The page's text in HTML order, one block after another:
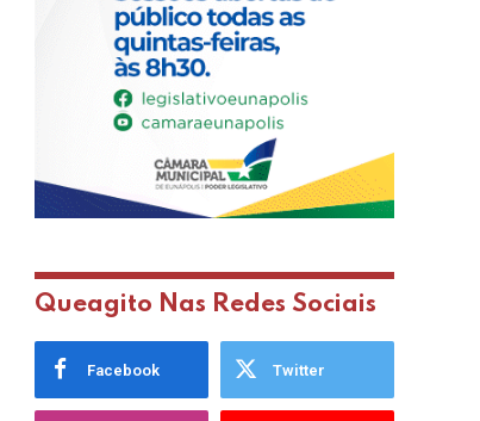
Queagito Nas Redes Sociais
Facebook Twitter